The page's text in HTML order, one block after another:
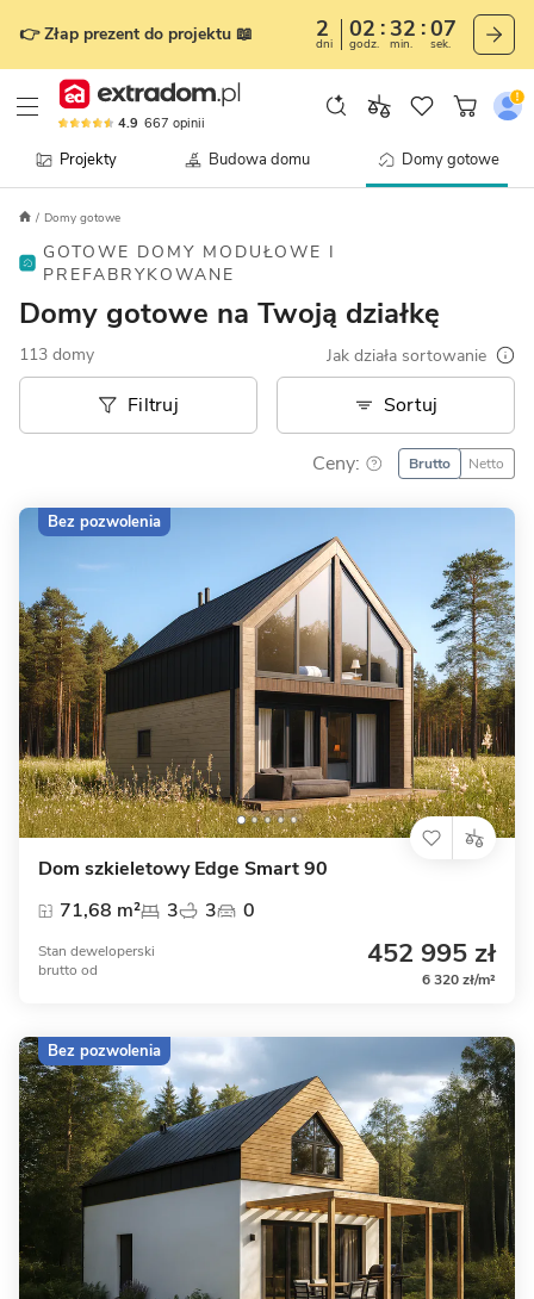
👉 Złap prezent do projektu 📖 2
dni
02
godz.
32
min.
04
sek.
4.9 667 opinii
Projekty Budowa domu Domy gotowe
Domy gotowe
GOTOWE DOMY MODUŁOWE I
PREFABRYKOWANE
Domy gotowe na Twoją działkę
113 domy Jak działa sortowanie
Filtruj Sortuj
Ceny: Brutto Netto
Dom szkieletowy Edge Smart 90
71,68 m²
3 3 0
Stan deweloperski
brutto od 452 995 zł
6 320 zł/m²
Bez pozwolenia
Bez pozwolenia